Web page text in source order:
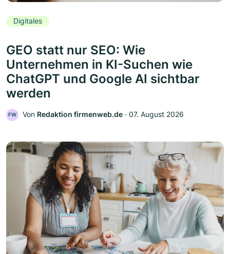
Digitales
GEO statt nur SEO: Wie
Unternehmen in KI-Suchen wie
ChatGPT und Google AI sichtbar
werden
FW Von Redaktion firmenweb.de ‧ 07. August 2026